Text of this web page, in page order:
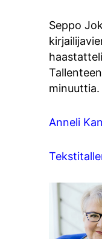
Seppo
minuuttia.
Anneli